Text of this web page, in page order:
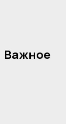
Важное